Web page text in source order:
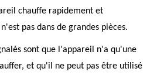
chauffe rapidement et
pas dans de grandes pièces.
sont que l'appareil n'a qu'une
et qu'il ne peut pas être utilisé